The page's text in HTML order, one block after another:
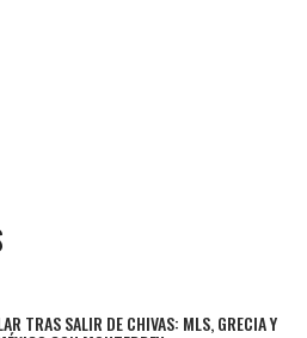
TRAS SALIR DE CHIVAS: MLS, GRECIA Y